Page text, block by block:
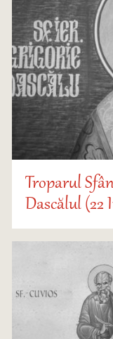
Troparul
Dascălul (22